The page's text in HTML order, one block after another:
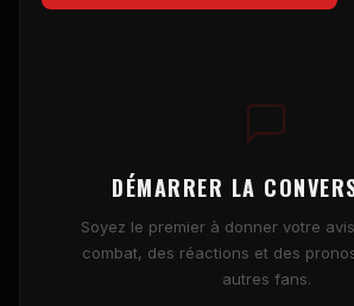
DÉMARRER LA
Soyez le premier à donner votre
combat, des réactions et des
autres fans.